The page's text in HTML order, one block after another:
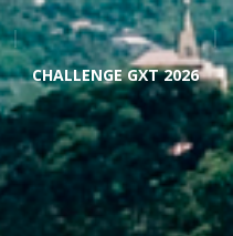
CHALLENGE GXT 2026